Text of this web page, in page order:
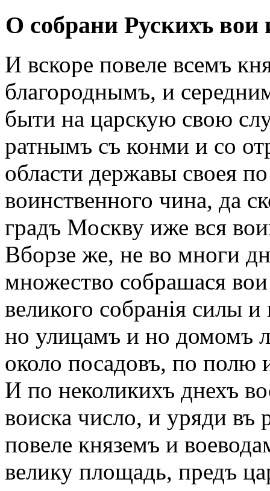
О собрани Рускихъ вои
И вскоре повеле всемъ
благороднымъ, и
быти на царскую свою
ратнымъ съ конми и со
области державы своея
воинственного чина, да
градъ Москву иже вся
Вборзе же, не во многи
множество собрашася
великого собранія силы и
но улицамъ и но домомъ
около посадовъ, по полю
И по неколикихъ днехъ
воиска число, и уряди въ
повеле княземъ и
велику площадь, предъ